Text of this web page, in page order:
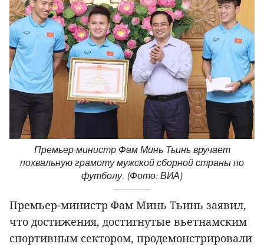
Премьер-министр Фам Минь Тьинь вручает
похвальную грамоту мужской сборной страны по
футболу. (Фото: ВИА)
Премьер-министр Фам Минь Тьинь заявил,
что достижения, достигнутые вьетнамским
спортивным сектором, продемонстрировали